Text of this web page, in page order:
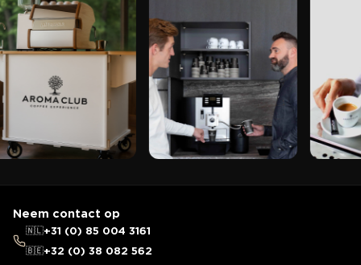
Neem contact op
🇳🇱+31 (0) 85 004 3161
🇧🇪+32 (0) 38 082 562